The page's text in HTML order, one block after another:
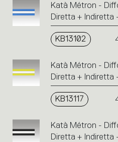
Katà Métron -
Diretta + Indiretta
KB13102
Katà Métron -
Diretta + Indiretta
KB13117
Katà Métron -
Diretta + Indiretta